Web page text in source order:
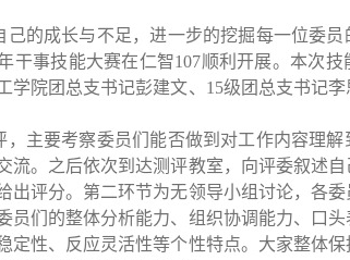
己的成长与不足，进一步的挖掘每一位委
干事技能大赛在仁智107顺利开展。本次
院团总支书记彭建文、 15级团总支书记李
主要考察委员们能否做到对工作内容理解
流。之后依次到达测评教室，向评委叙述
出评分。 第二环节为无领导小组讨论，各
员们的整体分析能力、组织协调能力、口
性、反应灵活性等个性特点。 大家整体